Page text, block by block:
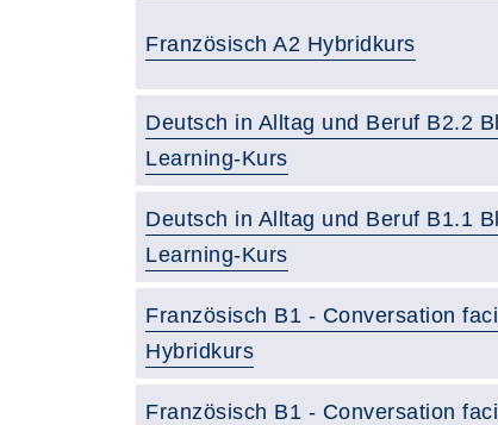
Französisch A2 Hybridkurs
Deutsch in Alltag und Beruf B2.2
Learning-Kurs
Deutsch in Alltag und Beruf B1.1
Learning-Kurs
Französisch B1 - Conversation
Hybridkurs
Französisch B1 - Conversation